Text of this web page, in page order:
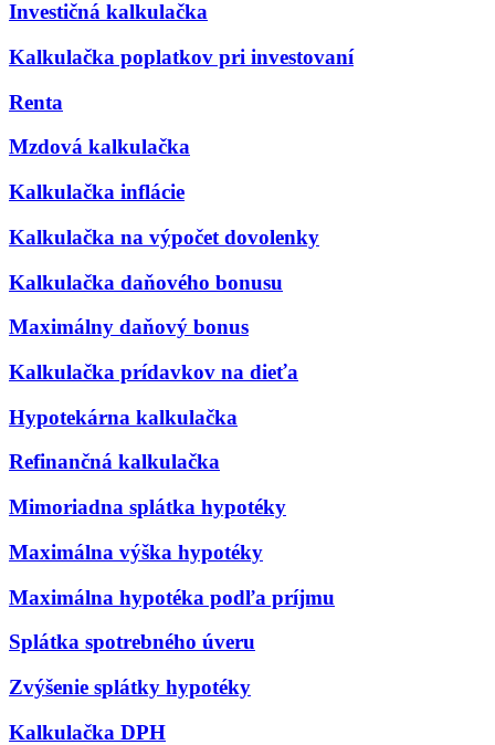
Investičná kalkulačka
Kalkulačka poplatkov pri investovaní
Renta
Mzdová kalkulačka
Kalkulačka inflácie
Kalkulačka na výpočet dovolenky
Kalkulačka daňového bonusu
Maximálny daňový bonus
Kalkulačka prídavkov na dieťa
Hypotekárna kalkulačka
Refinančná kalkulačka
Mimoriadna splátka hypotéky
Maximálna výška hypotéky
Maximálna hypotéka podľa príjmu
Splátka spotrebného úveru
Zvýšenie splátky hypotéky
Kalkulačka DPH